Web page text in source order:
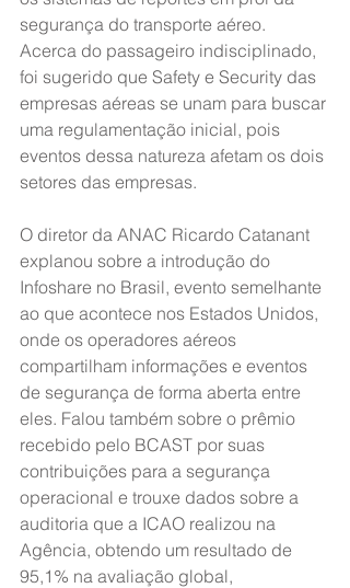
segurança do transporte aéreo.
Acerca do passageiro indisciplinado,
foi sugerido que Safety e Security das
empresas aéreas se unam para buscar
uma regulamentação inicial, pois
eventos dessa natureza afetam os dois
setores das empresas.
O diretor da ANAC Ricardo Catanant
explanou sobre a introdução do
Infoshare no Brasil, evento semelhante
ao que acontece nos Estados Unidos,
onde os operadores aéreos
compartilham informações e eventos
de segurança de forma aberta entre
eles. Falou também sobre o prêmio
recebido pelo BCAST por suas
contribuições para a segurança
operacional e trouxe dados sobre a
auditoria que a ICAO realizou na
Agência, obtendo um resultado de
95,1% na avaliação global,